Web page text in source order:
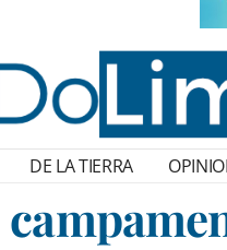
DE LA TIERRA